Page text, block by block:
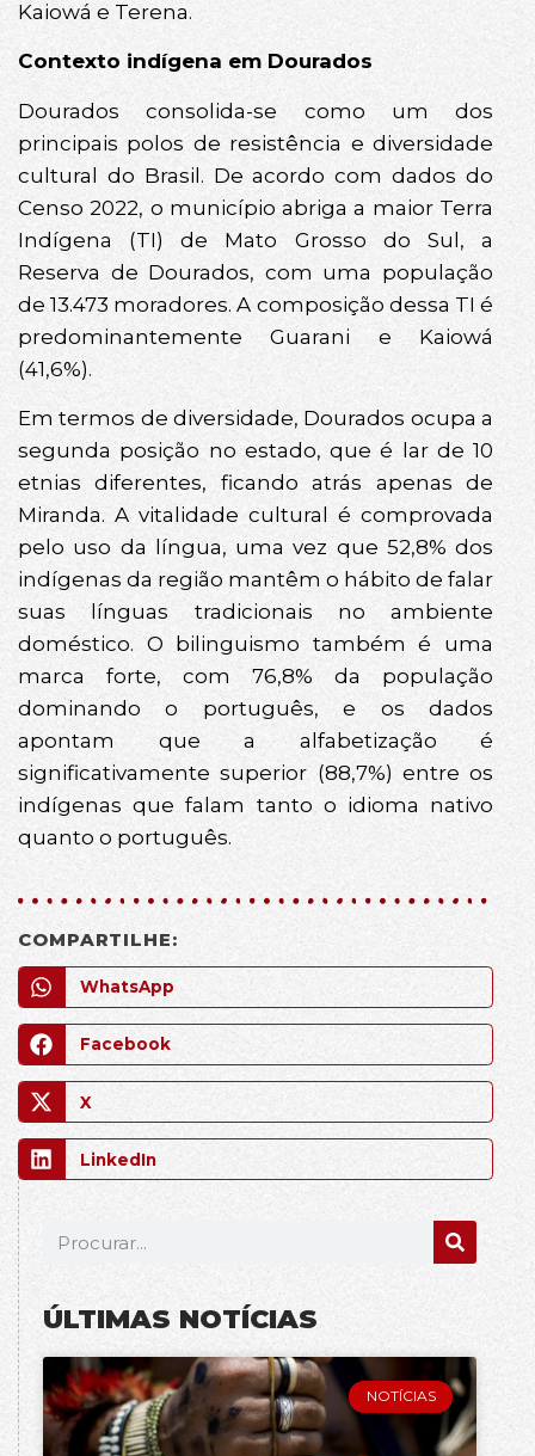
Kaiowá e Terena.
Contexto indígena em Dourados
Dourados consolida-se como um dos
principais polos de resistência e diversidade
cultural do Brasil. De acordo com dados do
Censo 2022, o município abriga a maior Terra
Indígena (TI) de Mato Grosso do Sul, a
Reserva de Dourados, com uma população
de 13.473 moradores. A composição dessa TI é
predominantemente Guarani e Kaiowá
(41,6%).
Em termos de diversidade, Dourados ocupa a
segunda posição no estado, que é lar de 10
etnias diferentes, ficando atrás apenas de
Miranda. A vitalidade cultural é comprovada
pelo uso da língua, uma vez que 52,8% dos
indígenas da região mantêm o hábito de falar
suas línguas tradicionais no ambiente
doméstico. O bilinguismo também é uma
marca forte, com 76,8% da população
dominando o português, e os dados
apontam que a alfabetização é
significativamente superior (88,7%) entre os
indígenas que falam tanto o idioma nativo
quanto o português.
COMPARTILHE:
WhatsApp
Facebook
X
LinkedIn
ÚLTIMAS NOTÍCIAS
NOTÍCIAS